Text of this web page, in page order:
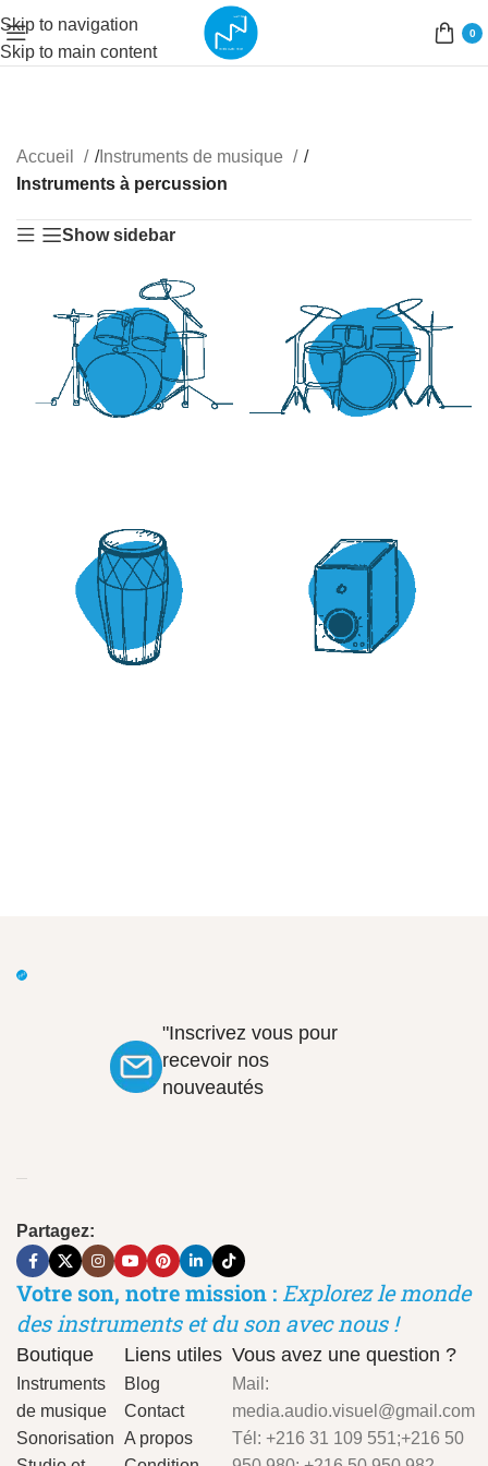
Skip to navigation
Skip to main content
0
Accueil /Instruments de musique
/
Instruments à percussion
Show sidebar
7 products
"Inscrivez vous pour
recevoir nos
nouveautés
Partagez:
Votre son, notre mission : Explorez le monde
des instruments et du son avec nous !
Boutique
Instruments
de musique
Sonorisation
Liens utiles
Blog
Contact
A propos
Vous avez une question ?
Mail:
media.audio.visuel@gmail.com
Tél: +216 31 109 551;+216 50